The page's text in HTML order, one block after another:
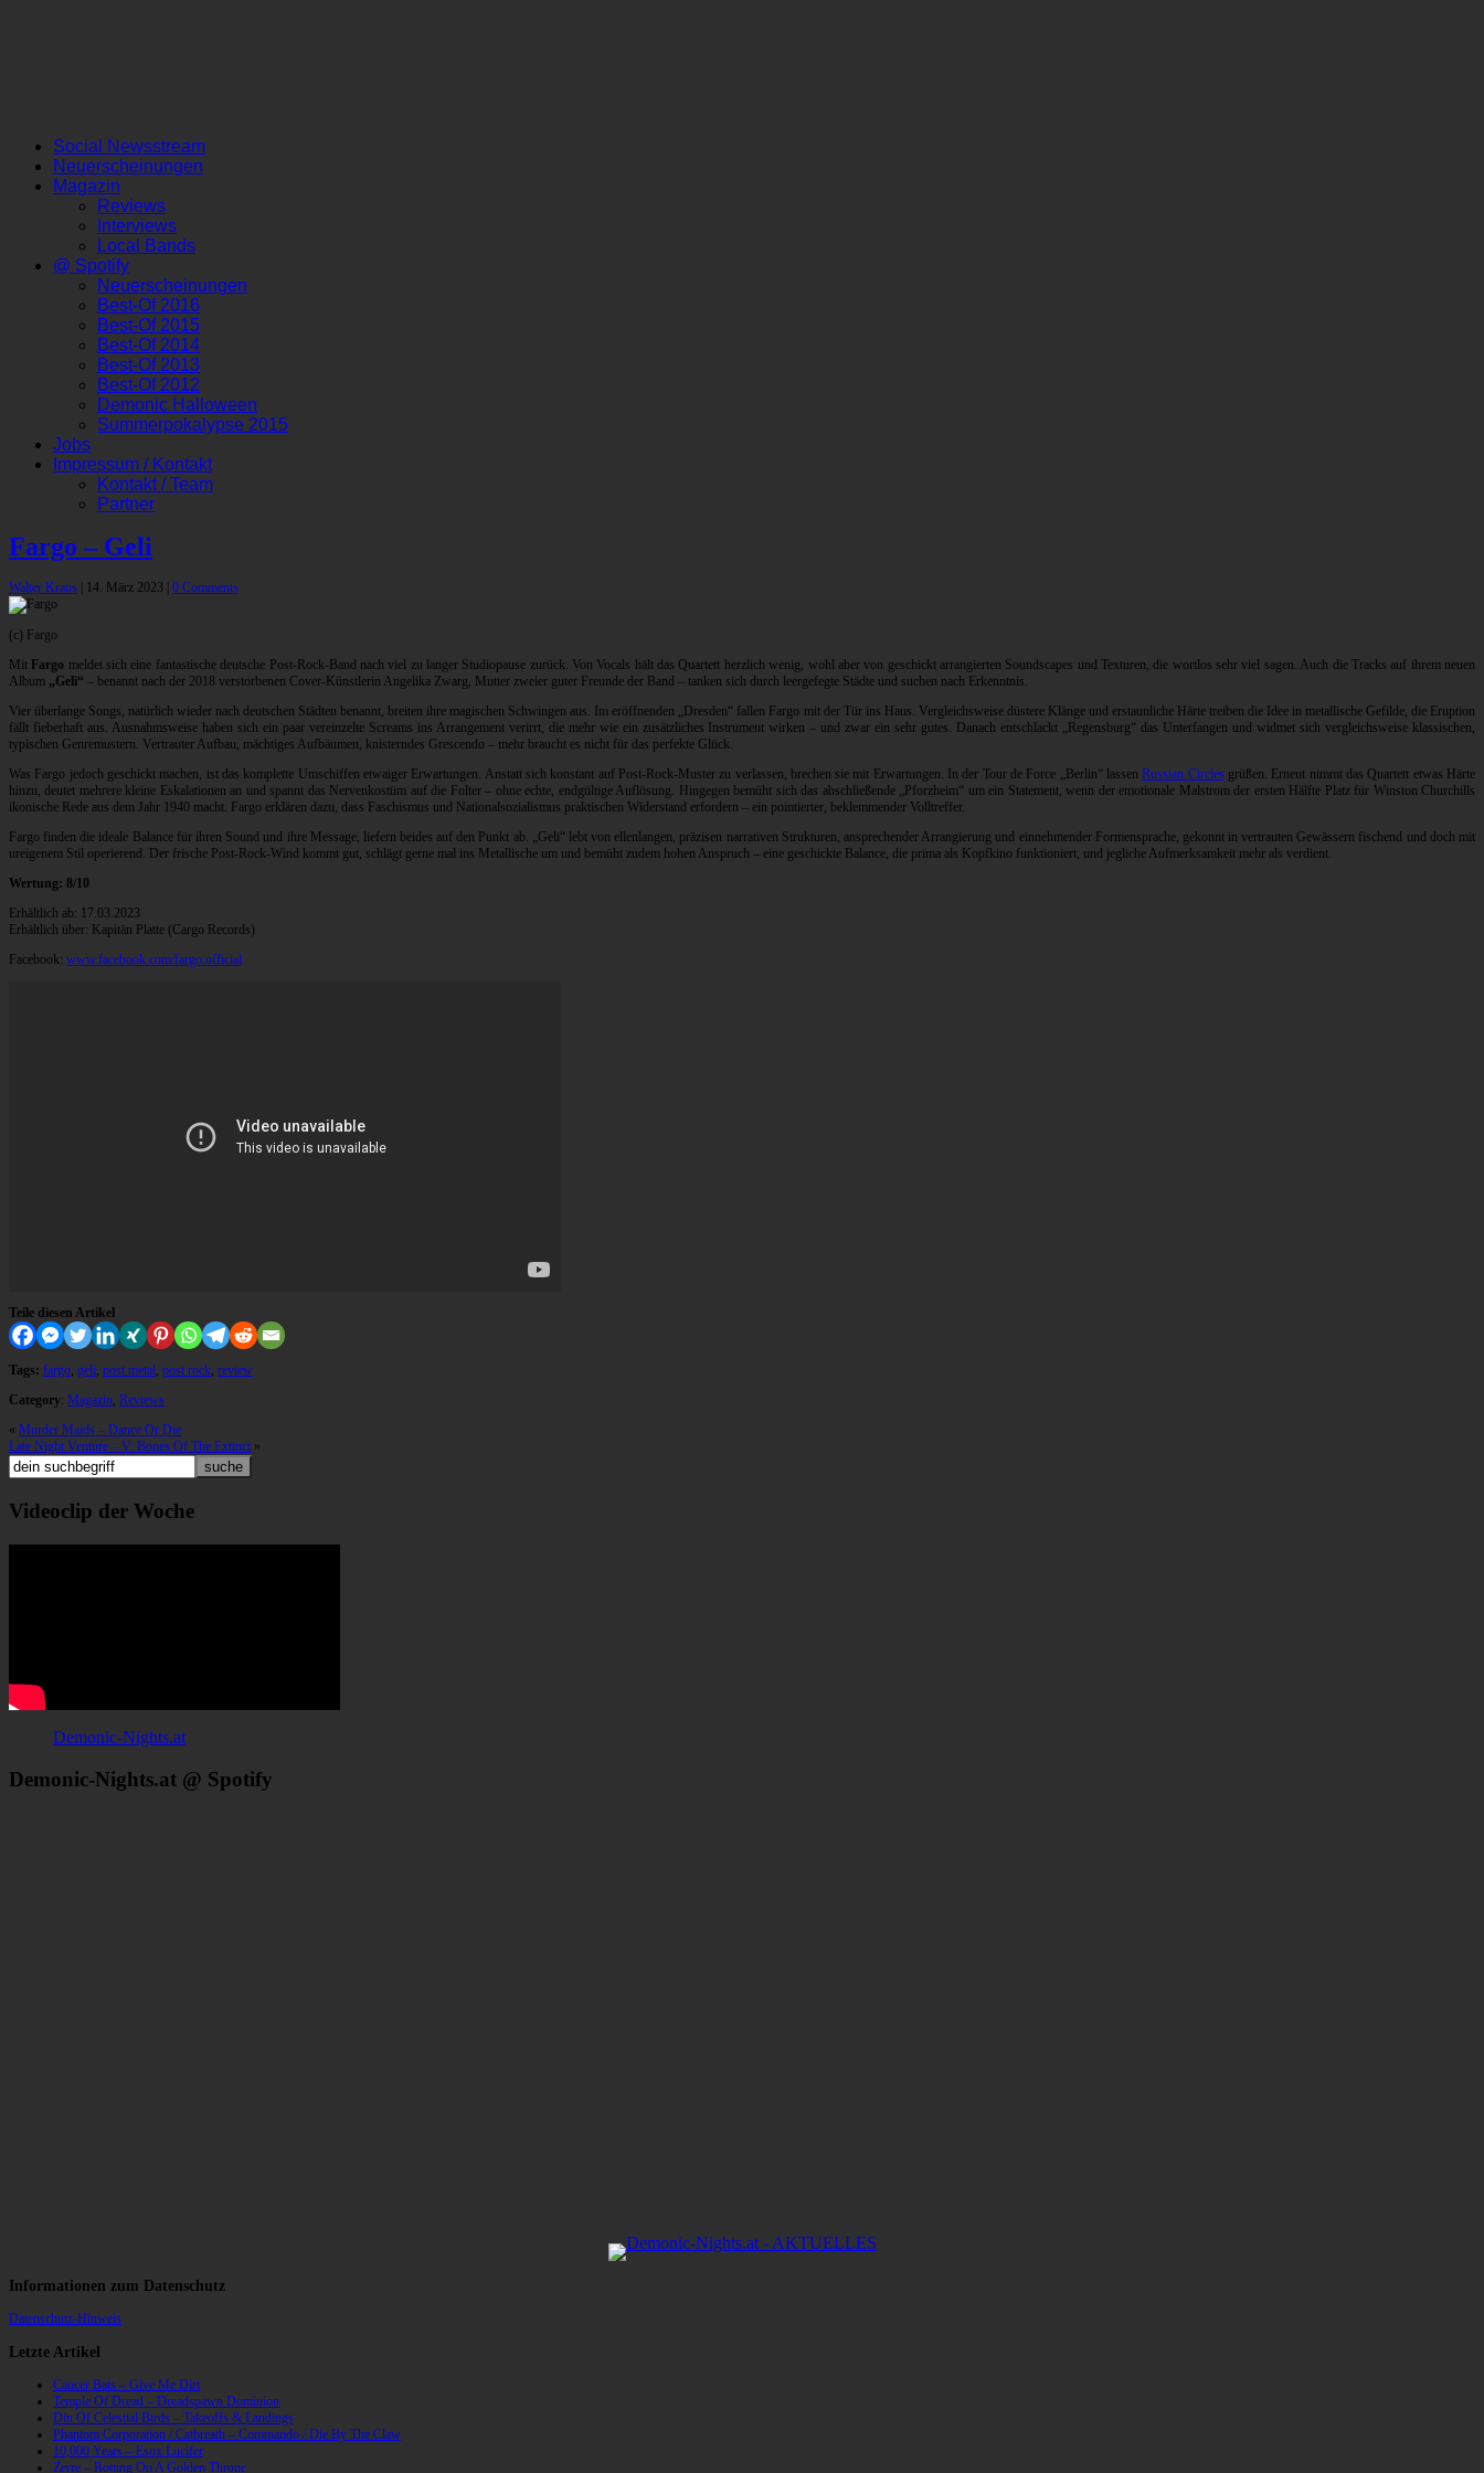
Social Newsstream
Neuerscheinungen
Magazin
Reviews
Interviews
Local Bands
@ Spotify
Neuerscheinungen
Best-Of 2016
Best-Of 2015
Best-Of 2014
Best-Of 2013
Best-Of 2012
Demonic Halloween
Summerpokalypse 2015
Jobs
Impressum / Kontakt
Kontakt / Team
Partner
Fargo – Geli
Walter Kraus 14. März 2023 0 Comments
(c) Fargo
Mit Fargo meldet sich eine fantastische deutsche Post-Rock-Band nach viel zu langer Studiopause zurück. Von Vocals hält das Quartett herzlich wenig, wohl aber von geschickt arrangierten Soundscapes und Texturen, die wortlos sehr viel sagen. Auch die Tracks auf ihrem neuen
Album „Geli“ – benannt nach der 2018 verstorbenen Cover-Künstlerin Angelika Zwarg, Mutter zweier guter Freunde der Band – tanken sich durch leergefegte Städte und suchen nach Erkenntnis.
Vier überlange Songs, natürlich wieder nach deutschen Städten benannt, breiten ihre magischen Schwingen aus. Im eröffnenden „Dresden“ fallen Fargo mit der Tür ins Haus. Vergleichsweise düstere Klänge und erstaunliche Härte treiben die Idee in metallische Gefilde, die Eruption
fällt fieberhaft aus. Ausnahmsweise haben sich ein paar vereinzelte Screams ins Arrangement verirrt, die mehr wie ein zusätzliches Instrument wirken – und zwar ein sehr gutes. Danach entschlackt „Regensburg“ das Unterfangen und widmet sich vergleichsweise klassischen,
typischen Genremustern. Vertrauter Aufbau, mächtiges Aufbäumen, knisterndes Grescendo – mehr braucht es nicht für das perfekte Glück.
Was Fargo jedoch geschickt machen, ist das komplette Umschiffen etwaiger Erwartungen. Anstatt sich konstant auf Post-Rock-Muster zu verlassen, brechen sie mit Erwartungen. In der Tour de Force „Berlin“ lassenRussian Circlesgrüßen. Erneut nimmt das Quartett etwas Härte
hinzu, deutet mehrere kleine Eskalationen an und spannt das Nervenkostüm auf die Folter – ohne echte, endgültige Auflösung. Hingegen bemüht sich das abschließende „Pforzheim“ um ein Statement, wenn der emotionale Malstrom der ersten Hälfte Platz für Winston Churchills
ikonische Rede aus dem Jahr 1940 macht. Fargo erklären dazu, dass Faschismus und Nationalsozialismus praktischen Widerstand erfordern – ein pointierter, beklemmender Volltreffer.
Fargo finden die ideale Balance für ihren Sound und ihre Message, liefern beides auf den Punkt ab. „Geli“ lebt von ellenlangen, präzisen narrativen Strukturen, ansprechender Arrangierung und einnehmender Formensprache, gekonnt in vertrauten Gewässern fischend und doch mit
ureigenem Stil operierend. Der frische Post-Rock-Wind kommt gut, schlägt gerne mal ins Metallische um und bemüht zudem hohen Anspruch – eine geschickte Balance, die prima als Kopfkino funktioniert, und jegliche Aufmerksamkeit mehr als verdient.
Wertung: 8/10
Erhältlich ab: 17.03.2023
Erhältlich über: Kapitän Platte (Cargo Records)
Facebook: www.facebook.com/fargo.official
Teile diesen Artikel
Tags: fargo, geli, post metal, post rock, review
Category: Magazin, Reviews
« Murder Maids – Dance Or Die
Late Night Venture – V: Bones Of The Extinct »
Videoclip der Woche
Demonic-Nights.at
Demonic-Nights.at @ Spotify
Informationen zum Datenschutz
Datenschutz-Hinweis
Letzte Artikel
Cancer Bats – Give Me Dirt
Temple Of Dread – Dreadspawn Dominion
Din Of Celestial Birds – Takeoffs & Landings
Phantom Corporation / Catbreath – Commando / Die By The Claw
10,000 Years – Esox Lucifer
Zerre – Rotting On A Golden Throne